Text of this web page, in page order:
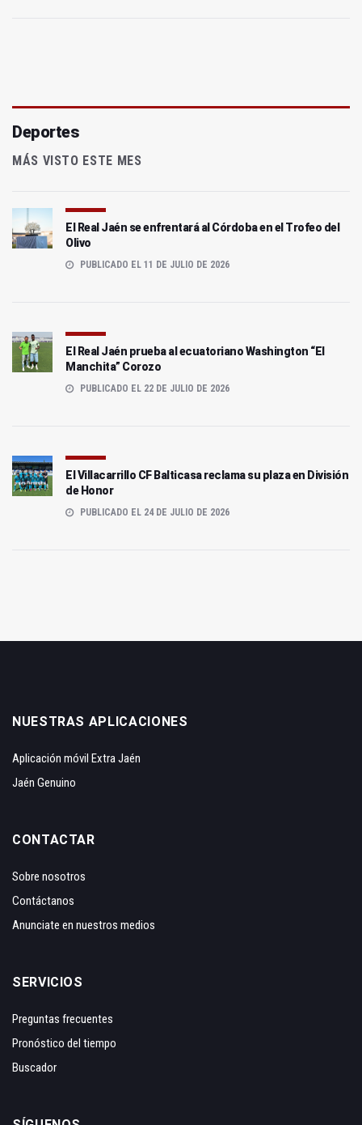
Deportes
MÁS VISTO ESTE MES
El Real Jaén se enfrentará al Córdoba en el Trofeo del
Olivo
PUBLICADO EL 11 DE JULIO DE 2026
El Real Jaén prueba al ecuatoriano Washington “El
Manchita” Corozo
PUBLICADO EL 22 DE JULIO DE 2026
El Villacarrillo CF Balticasa reclama su plaza en División
de Honor
PUBLICADO EL 24 DE JULIO DE 2026
NUESTRAS APLICACIONES
Aplicación móvil Extra Jaén
Jaén Genuino
CONTACTAR
Sobre nosotros
Contáctanos
Anunciate en nuestros medios
SERVICIOS
Preguntas frecuentes
Pronóstico del tiempo
Buscador